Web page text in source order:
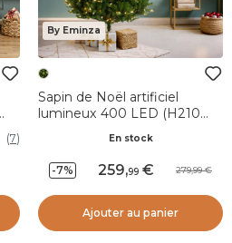
(7)
By Eminza
Sapin de Noël artificiel
lumineux 400 LED (H210
En stock
-7% 259,99 279,99
Ajouter au panier